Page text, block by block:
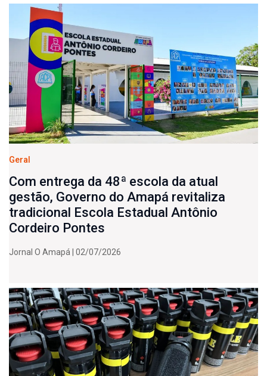
Geral
Com entrega da 48ª escola da atual
gestão, Governo do Amapá revitaliza
tradicional Escola Estadual Antônio
Cordeiro Pontes
Jornal O Amapá | 02/07/2026